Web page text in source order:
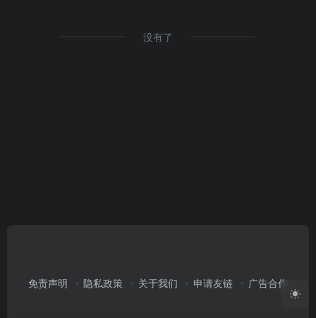
没有了
免责声明 隐私政策 关于我们 申请友链 广告合作